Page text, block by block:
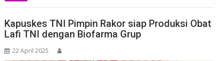
Kapuskes TNI Pimpin Rakor siap Produksi Obat
Lafi TNI dengan Biofarma Grup
22 April 2025